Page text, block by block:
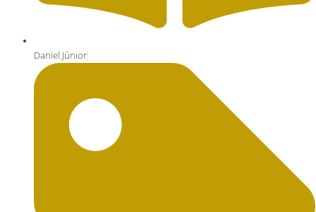
Daniel Júnior